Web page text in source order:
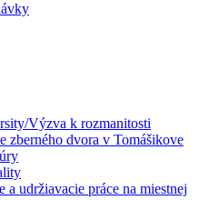
Výzva k rozmanitosti
zberného dvora v Tomášikove
a udržiavacie práce na miestnej